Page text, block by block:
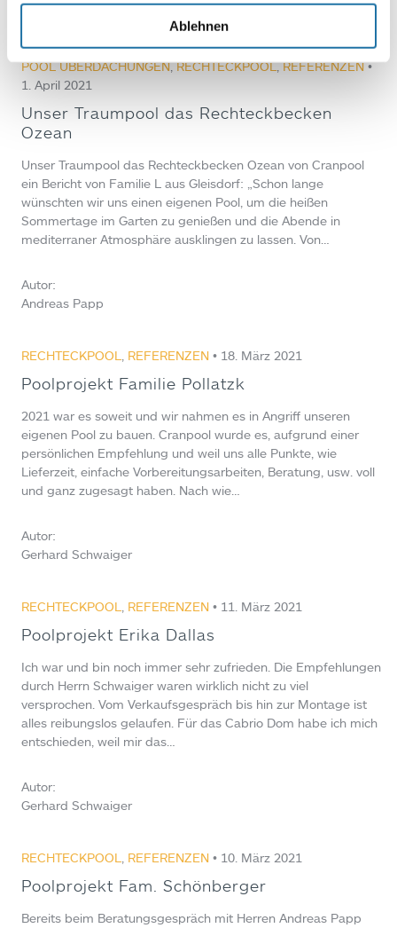
Ablehnen
POOL ÜBERDACHUNGEN,RECHTECKPOOL,REFERENZEN•
1. April 2021
Unser Traumpool das Rechteckbecken
Ozean
Unser Traumpool das Rechteckbecken Ozean von Cranpool
ein Bericht von Familie L aus Gleisdorf: „Schon lange
wünschten wir uns einen eigenen Pool, um die heißen
Sommertage im Garten zu genießen und die Abende in
mediterraner Atmosphäre ausklingen zu lassen. Von…
Autor:
Andreas Papp
RECHTECKPOOL REFERENZEN • 18. März 2021
Poolprojekt Familie Pollatzk
2021 war es soweit und wir nahmen es in Angriff unseren
eigenen Pool zu bauen. Cranpool wurde es, aufgrund einer
persönlichen Empfehlung und weil uns alle Punkte, wie
Lieferzeit, einfache Vorbereitungsarbeiten, Beratung, usw. voll
und ganz zugesagt haben. Nach wie…
Autor:
Gerhard Schwaiger
RECHTECKPOOL REFERENZEN • 11. März 2021
Poolprojekt Erika Dallas
Ich war und bin noch immer sehr zufrieden. Die Empfehlungen
durch Herrn Schwaiger waren wirklich nicht zu viel
versprochen. Vom Verkaufsgespräch bis hin zur Montage ist
alles reibungslos gelaufen. Für das Cabrio Dom habe ich mich
entschieden, weil mir das…
Autor:
Gerhard Schwaiger
RECHTECKPOOL, REFERENZEN • 10. März 2021
Poolprojekt Fam. Schönberger
Bereits beim Beratungsgespräch mit Herren Andreas Papp